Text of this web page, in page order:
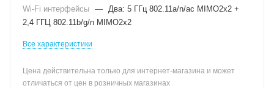
Wi-Fi интерфейсы — Два: 5 ГГц 802.11a/n/ac MIMO2x2 +
2,4 ГГЦ 802.11b/g/n MIMO2x2
Все характеристики
Цена действительна только для интернет-магазина и может
отличаться от цен в розничных магазинах